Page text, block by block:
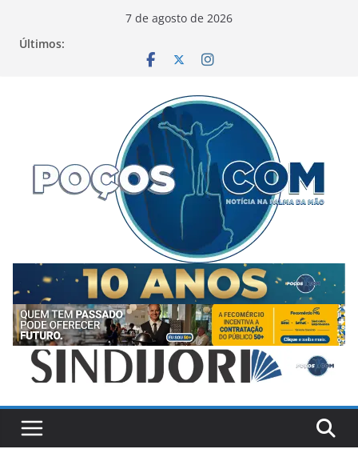
7 de agosto de 2026
Últimos: